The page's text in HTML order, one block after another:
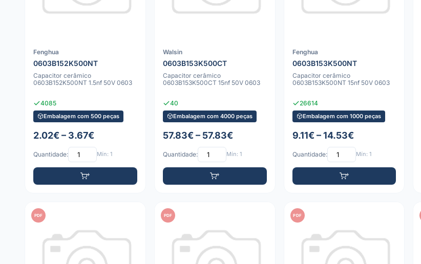
Fenghua
0603B152K500NT
Capacitor cerâmico
0603B152K500NT 1.5nf 50V 0603
4085
Embalagem com 500 peças
2.02€ – 3.67€
Quantidade: Mín: 1
Walsin
0603B153K500CT
Capacitor cerâmico
0603B153K500CT 15nf 50V 0603
40
Embalagem com 4000 peças
57.83€ – 57.83€
Quantidade: Mín: 1
Fenghua
0603B153K500NT
Capacitor cerâmico
0603B153K500NT 15nf 50V 0603
26614
Embalagem com 1000 peças
9.11€ – 14.53€
Quantidade: Mín: 1
PDF PDF PDF